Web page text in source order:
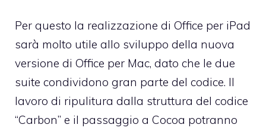
Per questo la realizzazione di Office per iPad
sarà molto utile allo sviluppo della nuova
versione di Office per Mac, dato che le due
suite condividono gran parte del codice. Il
lavoro di ripulitura dalla struttura del codice
“Carbon” e il passaggio a Cocoa potranno